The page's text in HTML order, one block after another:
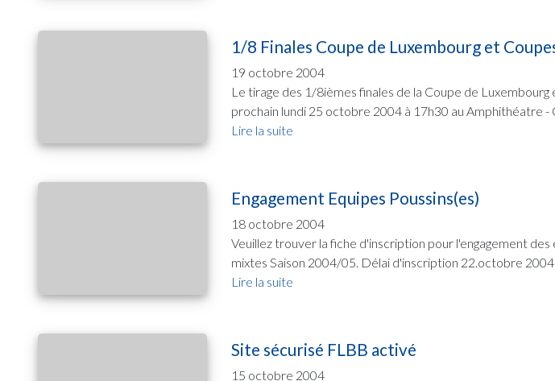
1/8 Finales Coupe de Luxembourg et
19 octobre 2004
Le tirage des 1/8ièmes finales de la Coupe de
prochain lundi 25 octobre 2004 à 17h30 au Amphithéatre -
Lire la suite
Engagement Equipes Poussins(es)
18 octobre 2004
Veuillez trouver la fiche d'inscription pour l'engagement des
mixtes Saison 2004/05. Délai d'inscription 22.octobre 2004
Lire la suite
Site sécurisé FLBB activé
15 octobre 2004